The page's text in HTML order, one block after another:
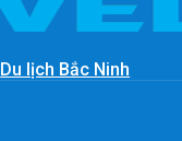
Du lịch Bắc Ninh